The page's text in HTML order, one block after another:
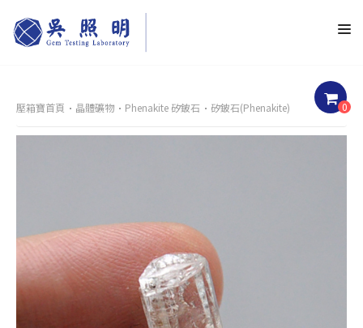
0
壓箱寶首頁 晶體礦物 Phenakite 矽鈹石 矽鈹石(Phenakite)